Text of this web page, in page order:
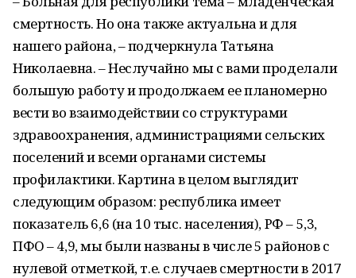
смертность. Но она также актуальна и для
нашего района, – подчеркнула Татьяна
Николаевна. – Неслучайно мы с вами проделали
большую работу и продолжаем ее планомерно
вести во взаимодействии со структурами
здравоохранения, администрациями сельских
поселений и всеми органами системы
профилактики. Картина в целом выглядит
следующим образом: республика имеет
показатель 6,6 (на 10 тыс. населения), РФ – 5,3,
ПФО – 4,9, мы были названы в числе 5 районов с
нулевой отметкой, т.е. случаев смертности в 2017